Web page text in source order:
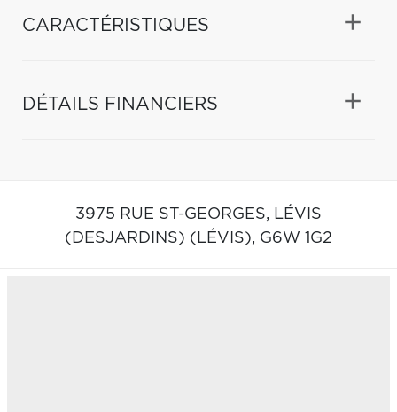
CARACTÉRISTIQUES
DÉTAILS FINANCIERS
3975 RUE ST-GEORGES, LÉVIS
(DESJARDINS) (LÉVIS), G6W 1G2